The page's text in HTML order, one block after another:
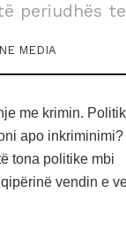
periudhës
MEDIA
me krimin.
apo inkriminimi?
tona politike mbi
vendin e